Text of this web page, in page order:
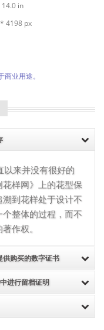
in
4198 px
商业用途。
来并没有很好的
样网》上的花型保
到花样处于设计不
整体的过程，而不
作权。
供购买的数字证书
，无论购买的
网站将会提供一张
到电脑上保存。
进行留档证明
将同步更新到